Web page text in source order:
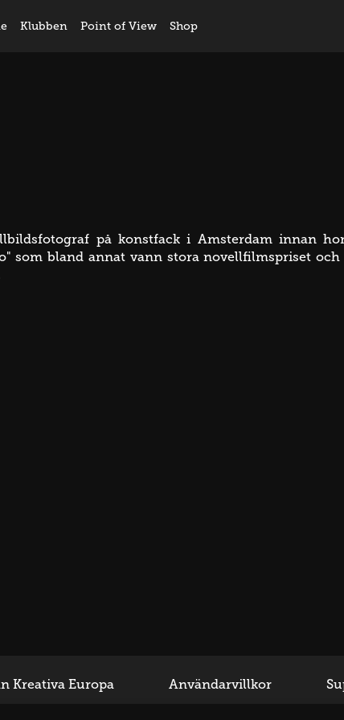
Klubben Point of View Shop
på konstfack i Amsterdam innan
som bland annat vann stora novellfilmspriset
Kreativa Europa Användarvillkor